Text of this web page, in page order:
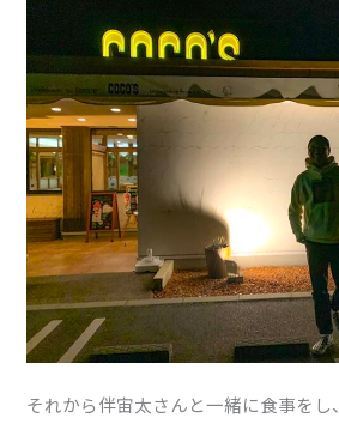
それから伴宙太さんと一緒に食事をし、